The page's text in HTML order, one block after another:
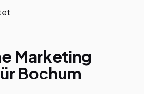
Marketing
Bochum